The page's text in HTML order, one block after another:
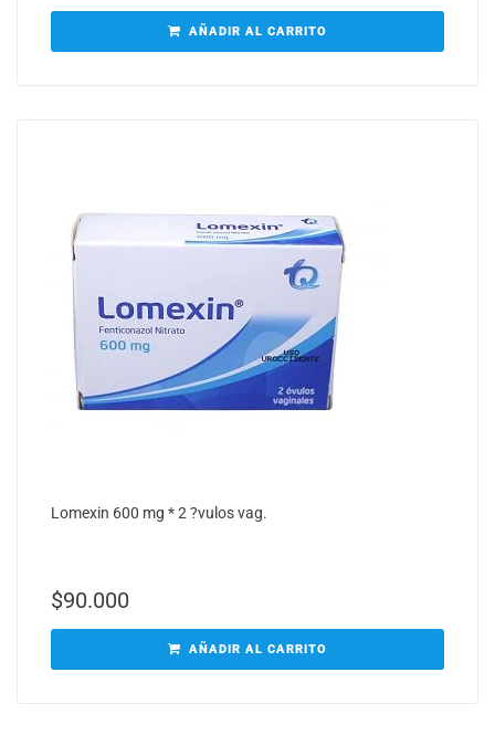
AÑADIR AL CARRITO
Lomexin 600 mg * 2 ?vulos vag.
$90.000
AÑADIR AL CARRITO